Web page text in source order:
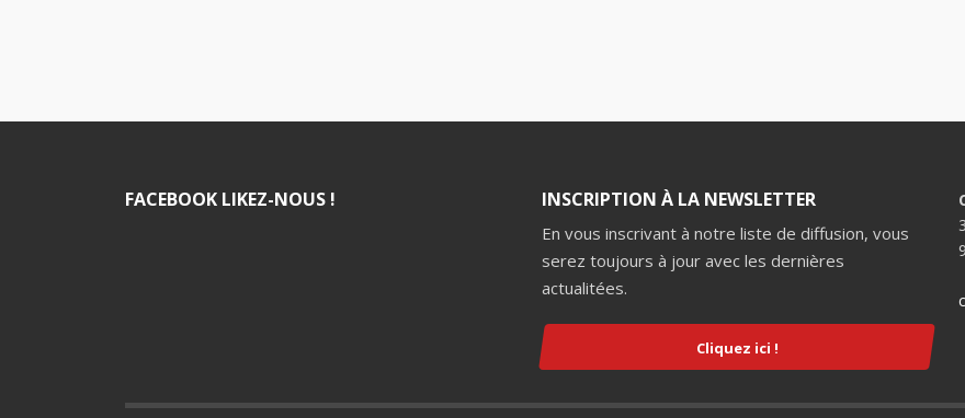
FACEBOOK LIKEZ-NOUS ! INSCRIPTION À LA NEWSLETTER
En vous inscrivant à notre liste de diffusion, vous
serez toujours à jour avec les dernières
actualitées.
Cliquez ici !